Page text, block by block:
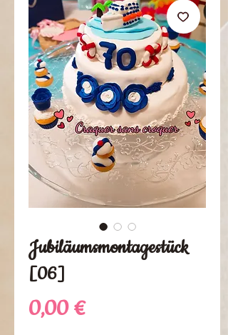
Jubiläumsmontagestück
[06]
0,00 €Preis